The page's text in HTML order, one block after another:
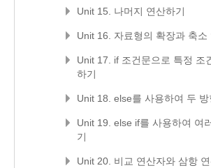
Unit 15. 나머지 연산하기
Unit 16. 자료형의 확장과 축소
Unit 17. if 조건문으로 특정 조
하기
Unit 18. else를 사용하여 두
Unit 19. else if를 사용하여 여
기
Unit 20. 비교 연산자와 삼항